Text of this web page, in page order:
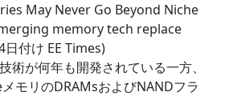
May Never Go Beyond Niche
memory tech replace
付け EE Times)
術が何年も開発されている一方、
モリのDRAMsおよびNANDフラ